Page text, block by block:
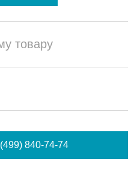
товару
840-74-74